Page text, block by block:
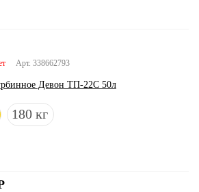
Арт. 338662793
Девон ТП-22С 50л
180 кг